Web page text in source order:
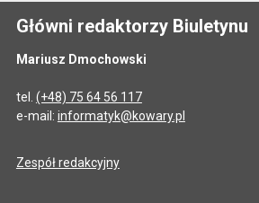
Główni redaktorzy Biuletynu
Mariusz Dmochowski
tel. (+48) 75 64 56 117
e-mail: informatyk@kowary.pl
Zespół redakcyjny